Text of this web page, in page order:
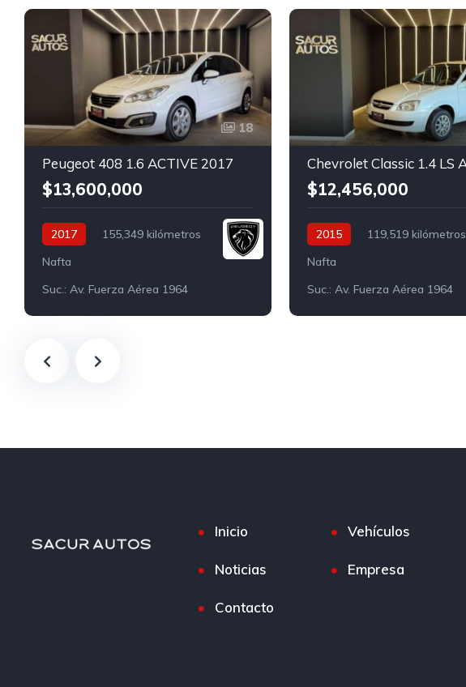
18
Peugeot 408 1.6 ACTIVE 2017
$13,600,000
2017
155,349 kilómetros
Nafta
Suc.: Av. Fuerza Aérea 1964
$12,456,000
2015
119,519 kilómetros
Nafta
Suc.: Av. Fuerza Aérea 1964
Inicio Vehículos
Noticias Empresa
Contacto